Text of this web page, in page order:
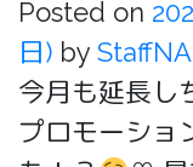
Posted on
日) by
今月も延長し
プロモーショ